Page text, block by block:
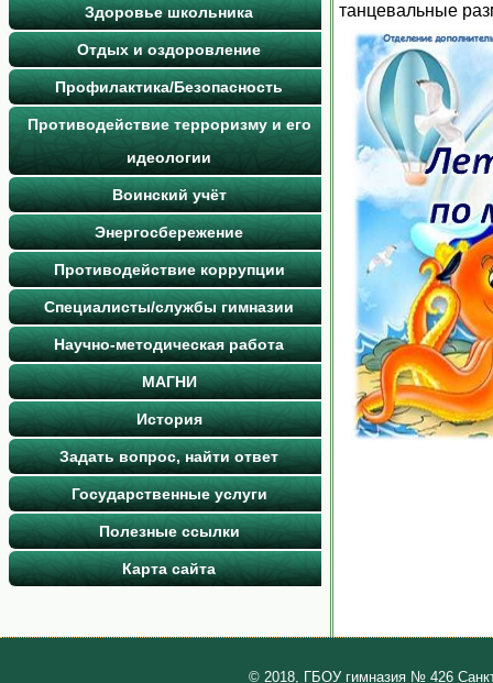
Здоровье школьника
Отдых и оздоровление
Профилактика/Безопасность
Противодействие терроризму и его
идеологии
Воинский учёт
Энергосбережение
Противодействие коррупции
Специалисты/службы гимназии
Научно-методическая работа
МАГНИ
История
Задать вопрос, найти ответ
Государственные услуги
Полезные ссылки
Карта сайта
танцевальные
© 2018, ГБОУ гимназия № 426